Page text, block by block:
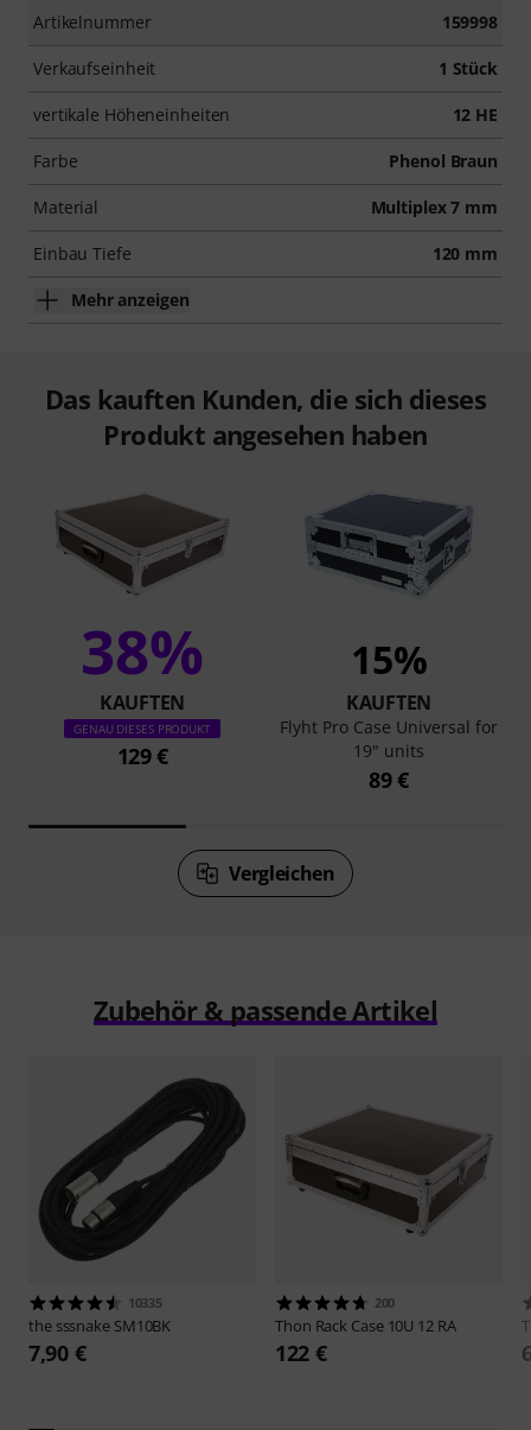
Artikelnummer 159998
Verkaufseinheit 1 Stück
vertikale Höheneinheiten 12 HE
Farbe Phenol Braun
Material Multiplex 7 mm
Einbau Tiefe 120 mm
Mehr anzeigen
Das kauften Kunden, die sich dieses
Produkt angesehen haben
38%
KAUFTEN
GENAU DIESES PRODUKT
129 €
15%
KAUFTEN
Flyht Pro Case Universal for
19" units
89 €
Vergleichen
Zubehör & passende Artikel
10335
the sssnake SM10BK
7,90 €
200
Thon Rack Case 10U 12 RA
122 €